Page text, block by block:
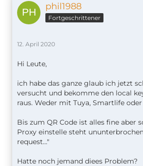
phil1988
Fortgeschrittener
12. April 2020
Hi Leute,
ich habe das ganze glaub ich jetzt
versucht und bekomme den local
raus. Weder mit Tuya, Smartlife
Bis zum QR Code ist alles fine aber
Proxy einstelle steht
request..."
Hatte noch jemand diees Problem?